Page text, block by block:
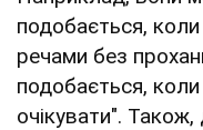
подобається,
речами без
подобається,
очікувати". Також,